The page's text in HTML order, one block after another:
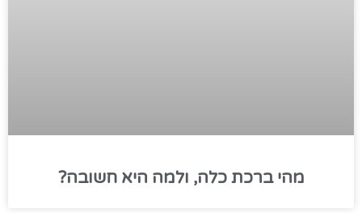
מהי ברכת כלה, ולמה היא חשובה?